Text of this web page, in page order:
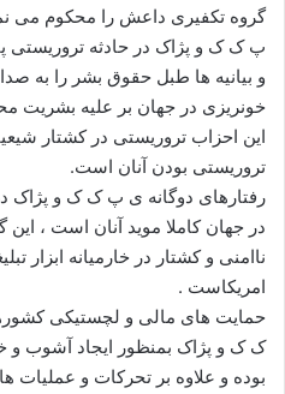
گروه تکفیری داعش را محکوم می
پ ک ک و پژاک در حادثه تروریستی
و بیانیه ها طبل حقوق بشر را به
خونریزی در جهان بر علیه بشریت
این احزاب تروریستی در کشتار
تروریستی بودن آنان است.
رفتارهای دوگانه ی پ ک ک و پژاک
در جهان کاملا موید آنان است ،
ناامنی و کشتار در خارمیانه ابزار
امریکاست .
حمایت های مالی و لچستیکی
ک ک و پژاک بمنظور ایجاد آشوب و
بوده و علاوه بر تحرکات و عملیات